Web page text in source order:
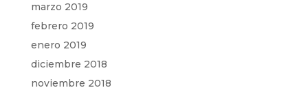
marzo 2019
febrero 2019
enero 2019
diciembre 2018
noviembre 2018